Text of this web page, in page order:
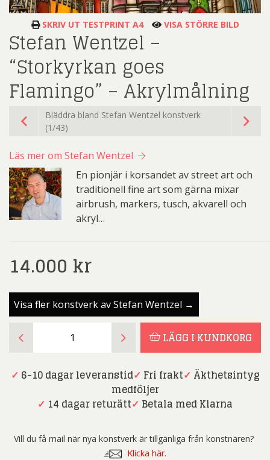
SKRIV UT TESTPRINT A4 VISA STÖRRE BILD
Stefan Wentzel –
“Storkyrkan goes
Flamingo” – Akrylmålning
Bläddra bland Stefan Wentzel konstverk
(1/43)
Läs mer om Stefan Wentzel
En pionjär i korsandet av street art och
traditionell fine art som gärna mixar
airbrush, markers, tusch, akvarell och
akryl…
14.000 kr
Visa fler konstverk av Stefan Wentzel →
Wentzel
“Storkyrkan
Flamingo”
Akrylmålning
mängd
LÄGG I KUNDKORG
✓ 6-10 dagar leveranstid✓ Fri frakt✓ Äkthetsintyg
medföljer
✓ 14 dagar returätt✓ Betala med Klarna
Vill du få mail när nya konstverk är tillgänliga från konstnären?
Klicka här.